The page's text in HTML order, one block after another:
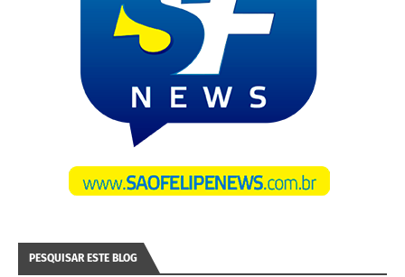
PESQUISAR ESTE BLOG